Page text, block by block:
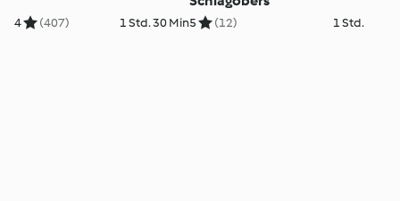
4 (407) 1 Std. 30 Min5 (12) 1 Std.